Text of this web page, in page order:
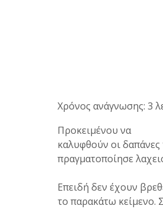
Χρόνος ανάγνωσης: 3
Προκειμένου να
καλυφθούν οι
πραγματοποίησε
Επειδή δεν έχουν
το παρακάτω κείμενο.